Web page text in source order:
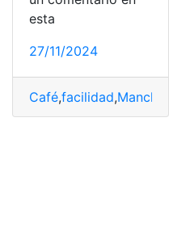
esta
27/11/2024
Café,facilidad,Manchas